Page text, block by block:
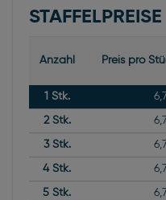
STAFFELPREISE
Anzahl Preis pro
1 Stk.
2Stk.
3Stk.
4Stk.
5 Stk.